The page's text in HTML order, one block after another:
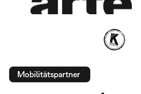
Mobilitätspartner